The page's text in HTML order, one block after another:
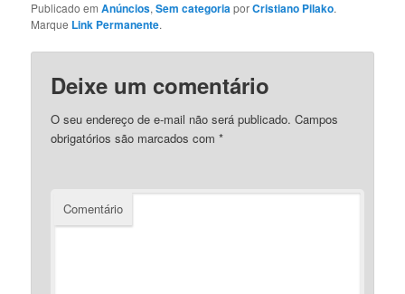
Publicado emAnúncios,Sem categoriaporCristiano Pilako.
Marque Link Permanente.
Deixe um comentário
O seu endereço de e-mail não será publicado. Campos
obrigatórios são marcados com*
Comentário